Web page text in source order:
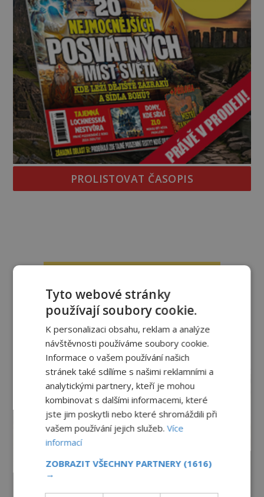
PROLISTOVAT ČASOPIS
reklama
Tyto webové stránky
používají soubory cookie.
K personalizaci obsahu, reklam a analýze
návštěvnosti používáme soubory cookie.
Informace o vašem používání našich
stránek také sdílíme s našimi reklamními a
analytickými partnery, kteří je mohou
kombinovat s dalšími informacemi, které
jste jim poskytli nebo které shromáždili při
vašem používání jejich služeb.Více
informací
ZOBRAZIT VŠECHNY PARTNERY (1616)
→